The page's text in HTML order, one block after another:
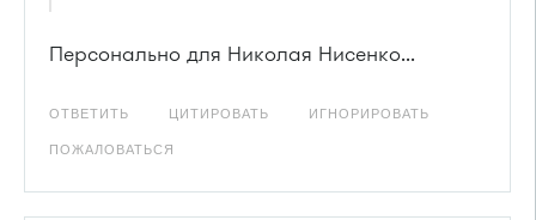
Персонально для Николая Нисенко...
ОТВЕТИТЬ ЦИТИРОВАТЬ ИГНОРИРОВАТЬ
ПОЖАЛОВАТЬСЯ